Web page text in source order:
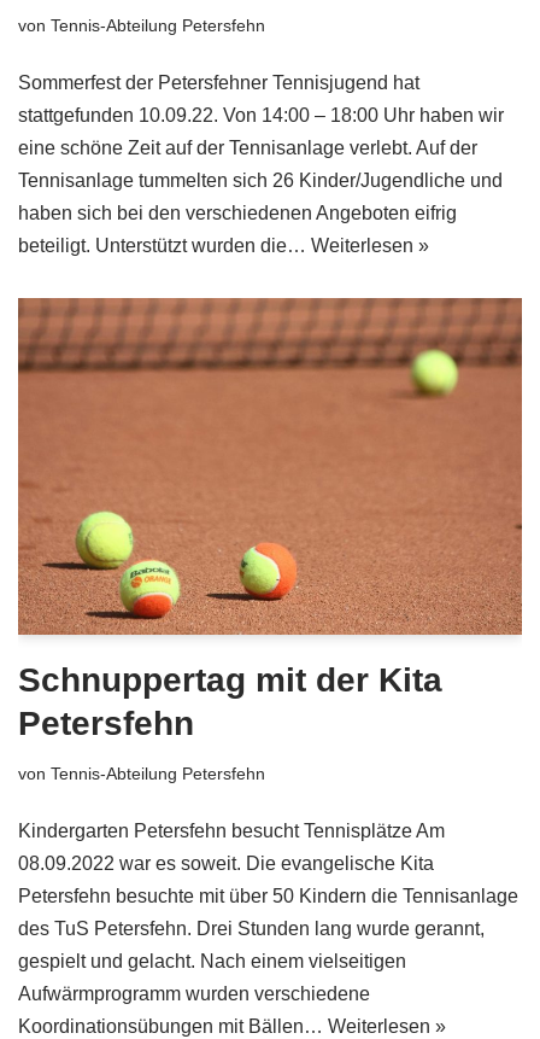
von Tennis-Abteilung Petersfehn
Sommerfest der Petersfehner Tennisjugend hat
stattgefunden 10.09.22. Von 14:00 – 18:00 Uhr haben wir
eine schöne Zeit auf der Tennisanlage verlebt. Auf der
Tennisanlage tummelten sich 26 Kinder/Jugendliche und
haben sich bei den verschiedenen Angeboten eifrig
beteiligt. Unterstützt wurden die… Weiterlesen »
Schnuppertag mit der Kita
Petersfehn
von Tennis-Abteilung Petersfehn
Kindergarten Petersfehn besucht Tennisplätze Am
08.09.2022 war es soweit. Die evangelische Kita
Petersfehn besuchte mit über 50 Kindern die Tennisanlage
des TuS Petersfehn. Drei Stunden lang wurde gerannt,
gespielt und gelacht. Nach einem vielseitigen
Aufwärmprogramm wurden verschiedene
Koordinationsübungen mit Bällen… Weiterlesen »